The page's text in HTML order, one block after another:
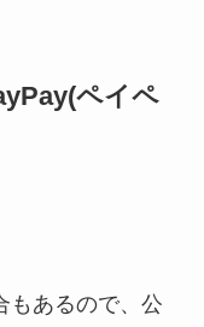
ペイペ
もあるので、公